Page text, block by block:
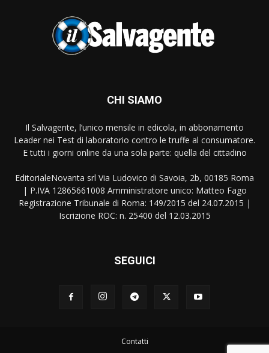
CHI SIAMO
Il Salvagente, l’unico mensile in edicola, in abbonamento
Leader nei Test di laboratorio contro le truffe al consumatore.
E tutti i giorni online da una sola parte: quella del cittadino
EditorialeNovanta srl Via Ludovico di Savoia, 2b, 00185 Roma
| P.IVA 12865661008 Amministratore unico: Matteo Fago
Registrazione Tribunale di Roma: 149/2015 del 24.07.2015 |
Iscrizione ROC: n. 25400 del 12.03.2015
SEGUICI
Contatti